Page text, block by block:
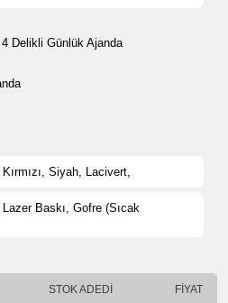
Delikli Günlük Ajanda
Kırmızı, Siyah, Lacivert,
Lazer Baskı, Gofre (Sıcak
STOK ADEDİ FİYAT